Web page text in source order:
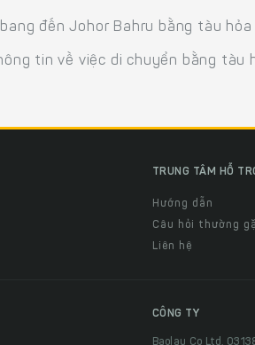
đến Johor Bahru bằng tàu
tin về việc di chuyển bằng tàu
TRUNG TÂM HỖ
Hướng dẫn
Câu hỏi thường
Liên hệ
CÔNG TY
Baolau Co Ltd,